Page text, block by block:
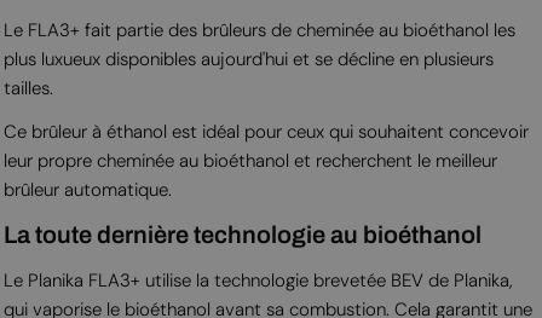
Le FLA3+ fait partie des brûleurs de cheminée au bioéthanol les
plus luxueux disponibles aujourd'hui et se décline en plusieurs
tailles.
Ce brûleur à éthanol est idéal pour ceux qui souhaitent concevoir
leur propre cheminée au bioéthanol et recherchent le meilleur
brûleur automatique.
La toute dernière technologie au bioéthanol
Le Planika FLA3+ utilise la technologie brevetée BEV de Planika,
qui vaporise le bioéthanol avant sa combustion. Cela garantit une